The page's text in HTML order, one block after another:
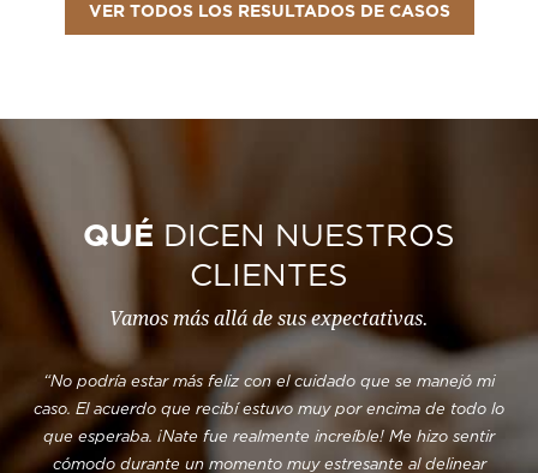
VER TODOS LOS RESULTADOS DE CASOS
QUÉ DICEN NUESTROS
CLIENTES
Vamos más allá de sus expectativas.
“No podría estar más feliz con el cuidado que se manejó mi
caso. El acuerdo que recibí estuvo muy por encima de todo lo
que esperaba. ¡Nate fue realmente increíble! Me hizo sentir
cómodo durante un momento muy estresante al delinear